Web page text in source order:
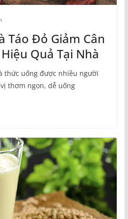
Táo Đỏ Giảm Cân
Quả Tại Nhà
thức uống được nhiều người
thơm ngon, dễ uống